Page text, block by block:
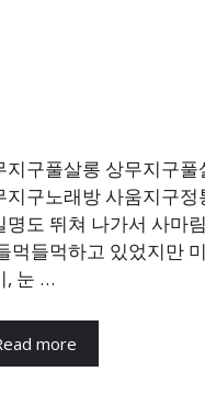
지구풀살롱 상무지구
지구노래방 사움지구
명도 뛰쳐 나가서 사마
먹들먹하고 있었지만
, 눈 …
more